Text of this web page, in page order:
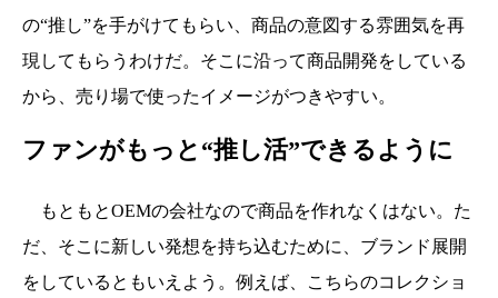
の“推し”を手がけてもらい、商品の意図する雰囲気を再
現してもらうわけだ。そこに沿って商品開発をしている
から、売り場で使ったイメージがつきやすい。
ファンがもっと“推し活”できるように
もともとOEMの会社なので商品を作れなくはない。た
だ、そこに新しい発想を持ち込むために、ブランド展開
をしているともいえよう。例えば、こちらのコレクショ